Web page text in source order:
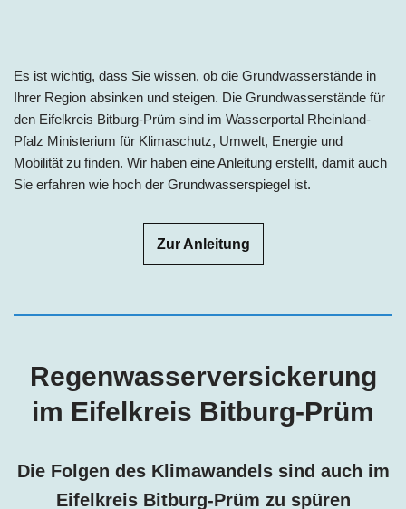
Es ist wichtig, dass Sie wissen, ob die Grundwasserstände in
Ihrer Region absinken und steigen. Die Grundwasserstände für
den Eifelkreis Bitburg-Prüm sind im Wasserportal Rheinland-
Pfalz Ministerium für Klimaschutz, Umwelt, Energie und
Mobilität zu finden. Wir haben eine Anleitung erstellt, damit auch
Sie erfahren wie hoch der Grundwasserspiegel ist.
Zur Anleitung
Regenwasserversickerung
im Eifelkreis Bitburg-Prüm
Die Folgen des Klimawandels sind auch im
Eifelkreis Bitburg-Prüm zu spüren